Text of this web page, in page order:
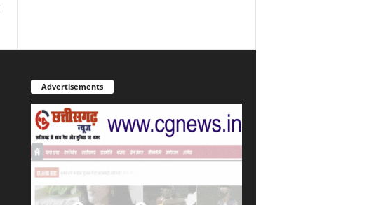
Advertisements